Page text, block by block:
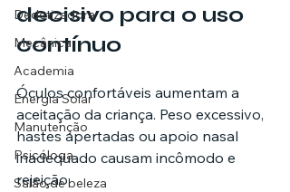
Dedetizadora
Mecânica
Academia
Energia Solar
Manutenção
Psicóloga
Salão de beleza
decisivo para o uso
contínuo
Óculos confortáveis aumentam a
aceitação da criança. Peso excessivo,
hastes apertadas ou apoio nasal
inadequado causam incômodo e
rejeição.